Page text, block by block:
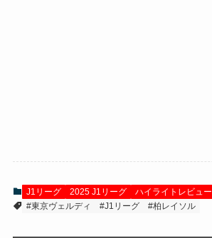
J1リーグ 2025 J1リーグ
ハイライトレビュー
#東京ヴェルディ
#J1リーグ #柏レイソル